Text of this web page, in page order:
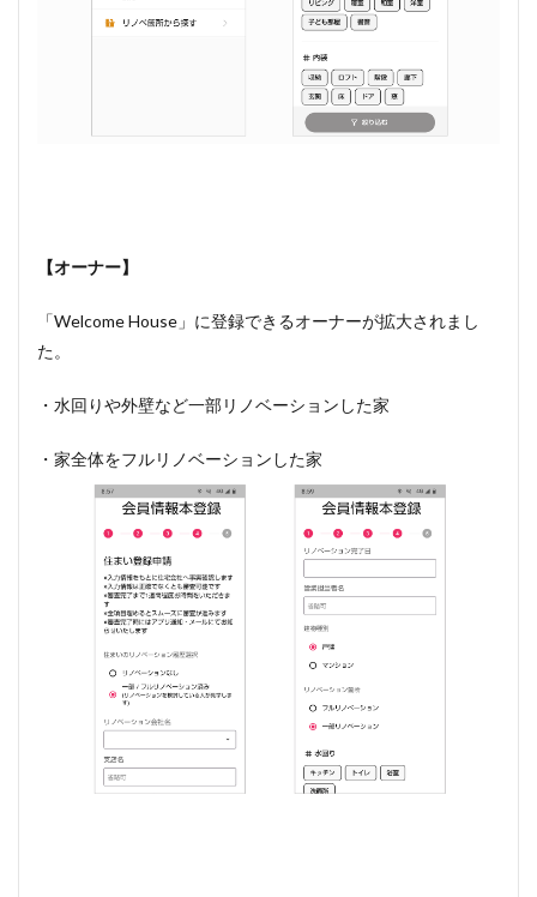
【オーナー】
「Welcome House」に登録できるオーナーが拡大されまし
た。
・水回りや外壁など一部リノベーションした家
・家全体をフルリノベーションした家